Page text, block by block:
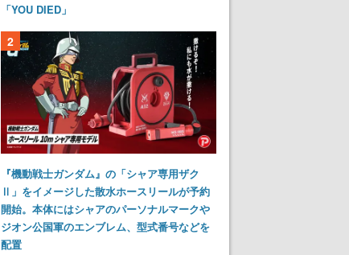
「YOU DIED」
2
『機動戦士ガンダム』の「シャア専用ザク
Ⅱ」をイメージした散水ホースリールが予約
開始。本体にはシャアのパーソナルマークや
ジオン公国軍のエンブレム、型式番号などを
配置